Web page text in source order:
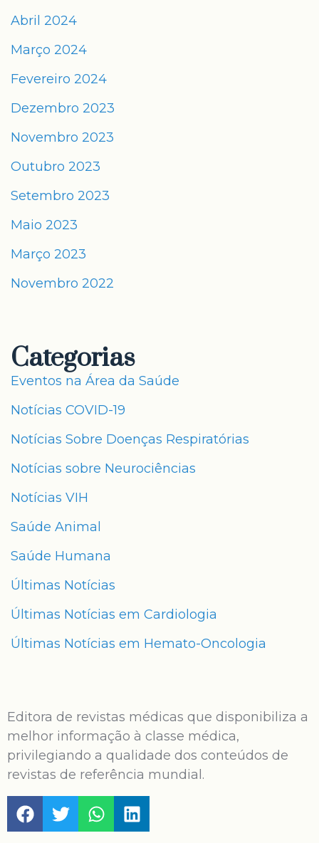
Abril 2024
Março 2024
Fevereiro 2024
Dezembro 2023
Novembro 2023
Outubro 2023
Setembro 2023
Maio 2023
Março 2023
Novembro 2022
Categorias
Eventos na Área da Saúde
Notícias COVID-19
Notícias Sobre Doenças Respiratórias
Notícias sobre Neurociências
Notícias VIH
Saúde Animal
Saúde Humana
Últimas Notícias
Últimas Notícias em Cardiologia
Últimas Notícias em Hemato-Oncologia
Editora de revistas médicas que disponibiliza a
melhor informação à classe médica,
privilegiando a qualidade dos conteúdos de
revistas de referência mundial.